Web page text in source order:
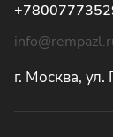
г. Москва,